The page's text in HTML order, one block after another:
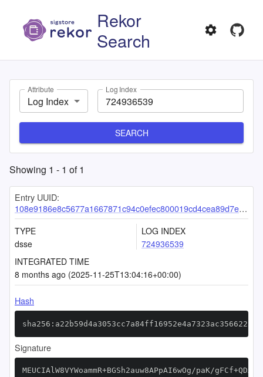
Rekor
Search
Attribute
Log Index
Log Index
SEARCH
Showing 1 - 1 of1
Entry UUID:
108e9186e8c5677a1667871c94c0efec800019cd4cea89d7e682f2df7a0f8187420590f3e6ae8c11
TYPE
dsse
LOG INDEX
724936539
INTEGRATED TIME
8 months ago (2025-11-25T13:04:16+00:00)
Hash
Signature
MEUCIAlW8VYWoammR+BGSh2auw8APpAI6wOg/paK/